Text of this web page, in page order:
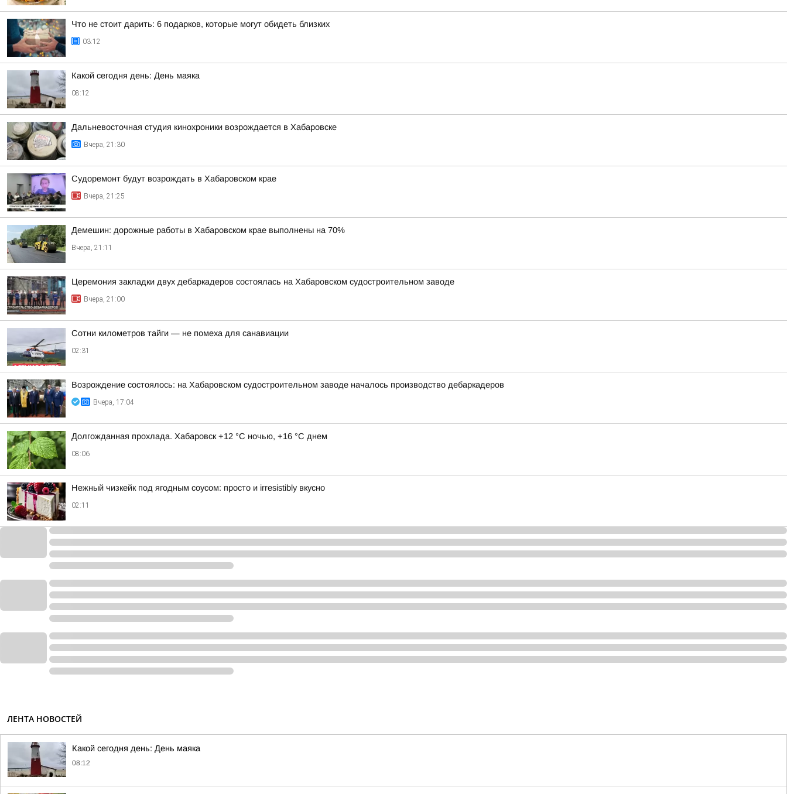
Что не стоит дарить: 6 подарков, которые могут обидеть близких
03:12
Какой сегодня день: День маяка
08:12
Дальневосточная студия кинохроники возрождается в Хабаровске
Вчера, 21:30
Судоремонт будут возрождать в Хабаровском крае
Вчера, 21:25
Демешин: дорожные работы в Хабаровском крае выполнены на 70%
Вчера, 21:11
Церемония закладки двух дебаркадеров состоялась на Хабаровском судостроительном заводе
Вчера, 21:00
Сотни километров тайги — не помеха для санавиации
02:31
Возрождение состоялось: на Хабаровском судостроительном заводе началось производство дебаркадеров
Вчера, 17:04
Долгожданная прохлада. Хабаровск +12 °C ночью, +16 °C днем
08:06
Нежный чизкейк под ягодным соусом: просто и irresistibly вкусно
02:11
ЛЕНТА НОВОСТЕЙ
Какой сегодня день: День маяка
08:12